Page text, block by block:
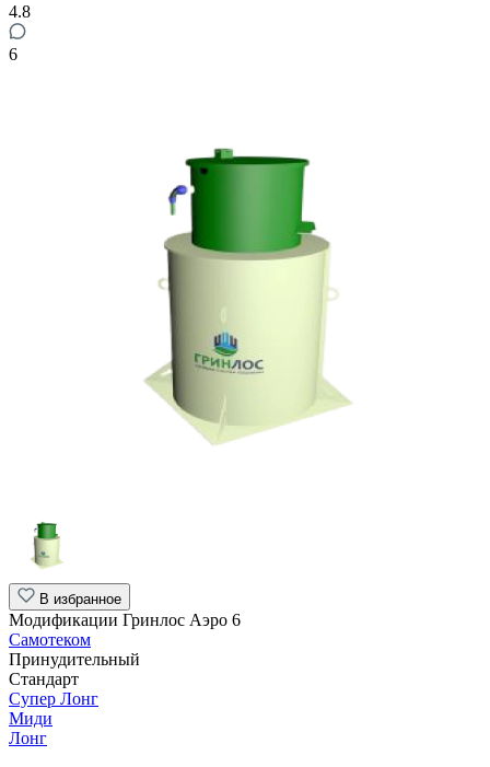
4.8
6
В избранное
Модификации Гринлос Аэро 6
Самотеком
Принудительный
Стандарт
Супер Лонг
Миди
Лонг